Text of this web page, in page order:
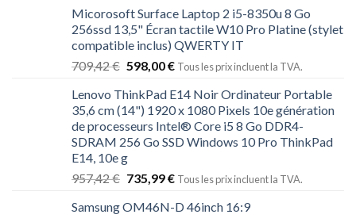
Micorosoft Surface Laptop 2 i5-8350u 8 Go
256ssd 13,5" Écran tactile W10 Pro Platine (stylet
compatible inclus) QWERTY IT
709,42€ 598,00€ Tous les prix incluent la TVA.
Lenovo ThinkPad E14 Noir Ordinateur Portable
35,6 cm (14") 1920 x 1080 Pixels 10e génération
de processeurs Intel® Core i5 8 Go DDR4-
SDRAM 256 Go SSD Windows 10 Pro ThinkPad
E14, 10e g
957,42€ 735,99€ Tous les prix incluent la TVA.
Samsung OM46N-D 46inch 16:9